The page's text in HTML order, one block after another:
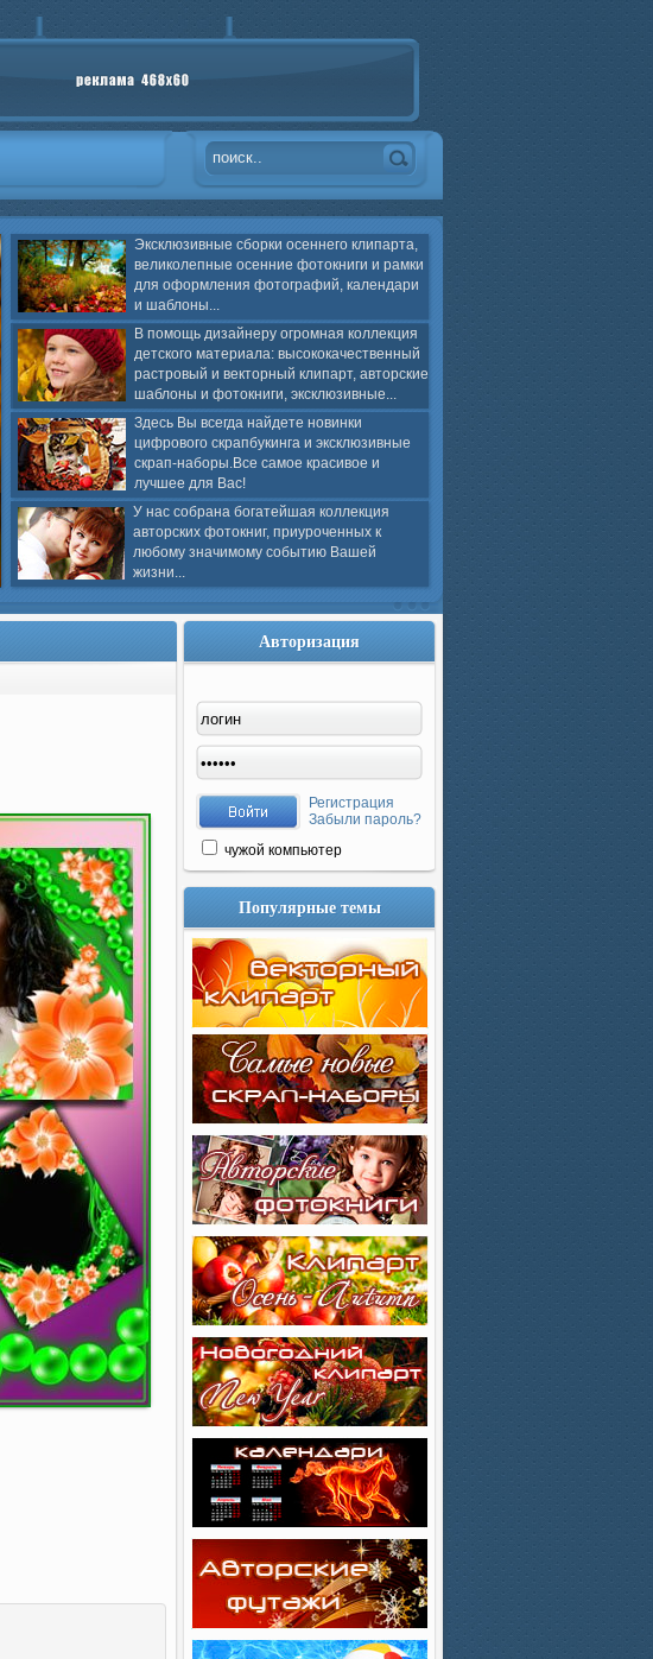
Эксклюзивные сборки осеннего клипарта,
великолепные осенние фотокниги и рамки
для оформления фотографий, календари
и шаблоны...
В помощь дизайнеру огромная коллекция
детского материала: высококачественный
растровый и векторный клипарт, авторские
шаблоны и фотокниги, эксклюзивные...
Здесь Вы всегда найдете новинки
цифрового скрапбукинга и эксклюзивные
скрап-наборы.Все самое красивое и
лучшее для Вас!
У нас собрана богатейшая коллекция
авторских фотокниг, приуроченных к
любому значимому событию Вашей
жизни...
Авторизация
Регистрация
Забыли пароль?
чужой компьютер
Популярные темы